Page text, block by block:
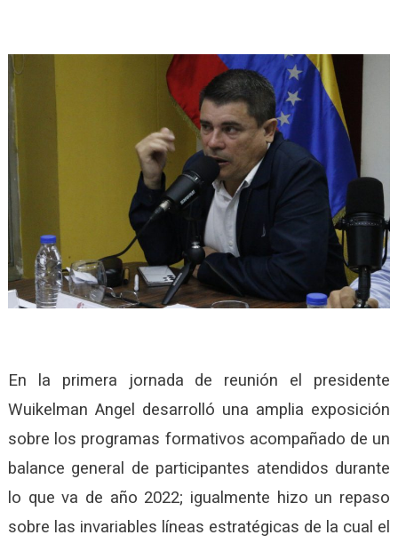
En la primera jornada de reunión el presidente
Wuikelman Angel desarrolló una amplia exposición
sobre los programas formativos acompañado de un
balance general de participantes atendidos durante
lo que va de año 2022; igualmente hizo un repaso
sobre las invariables líneas estratégicas de la cual el